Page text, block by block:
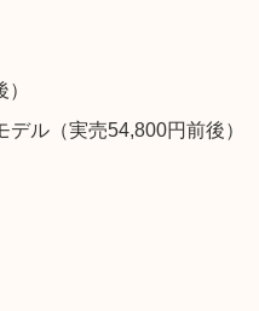
ル（実売54,800円前後）